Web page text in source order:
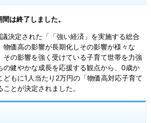
は終了しました。
決定された「「強い経済」を実施する総合
物価高の影響が長期化しその影響が様々な
その影響を強く受けている子育て世帯を力強
の健やかな成長を応援する観点から、0歳か
どもに1人当たり2万円の「物価高対応子育て
とが決定されました。